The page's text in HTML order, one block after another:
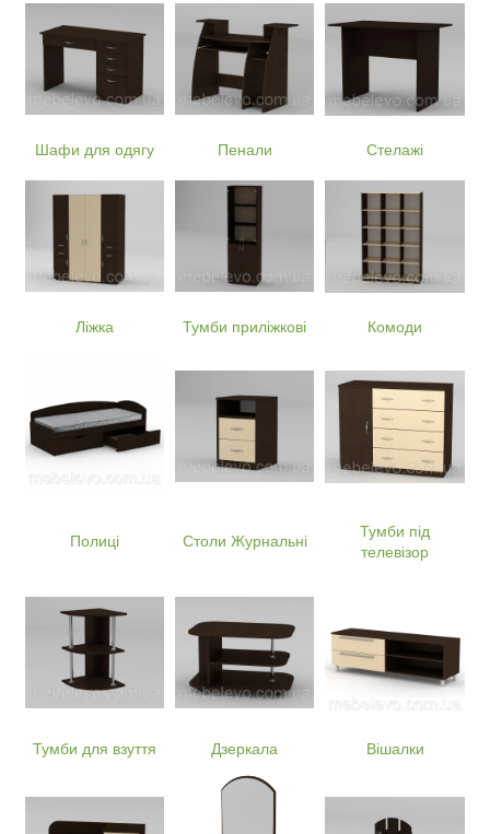
Шафи для одягу Пенали Стелажі
Ліжка Тумби приліжкові Комоди
Полиці Столи Журнальні
Тумби під
телевізор
Тумби для взуття Дзеркала Вішалки